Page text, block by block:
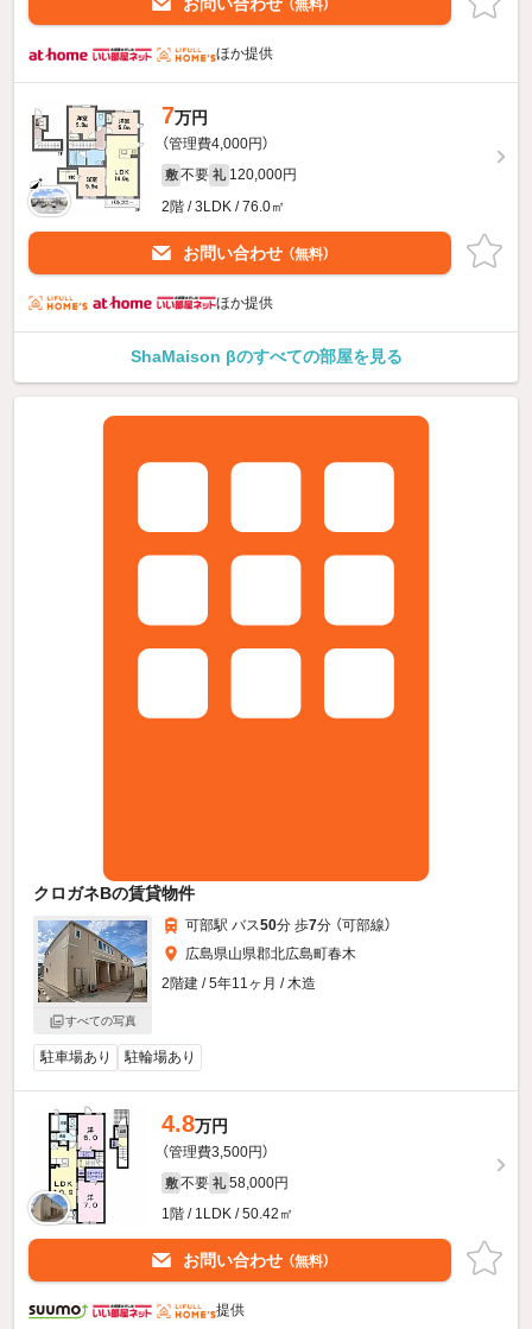
（無料）
ほか提供
7万円
（管理費4,000円）
敷 不要 礼 120,000円
2階 / 3LDK / 76.0㎡
お問い合わせ （無料）
ほか提供
ShaMaison βのすべての部屋を見る
クロガネBの賃貸物件
すべての写真
可部駅 バス50分 歩7分 （可部線）
広島県山県郡北広島町春木
2階建 / 5年11ヶ月 / 木造
駐車場あり 駐輪場あり
4.8万円
（管理費3,500円）
敷 不要 礼 58,000円
1階 / 1LDK / 50.42㎡
お問い合わせ （無料）
提供